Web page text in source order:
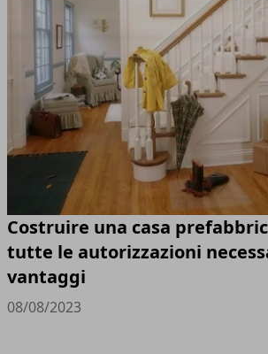
Costruire una casa
tutte le autorizzazioni
vantaggi
08/08/2023